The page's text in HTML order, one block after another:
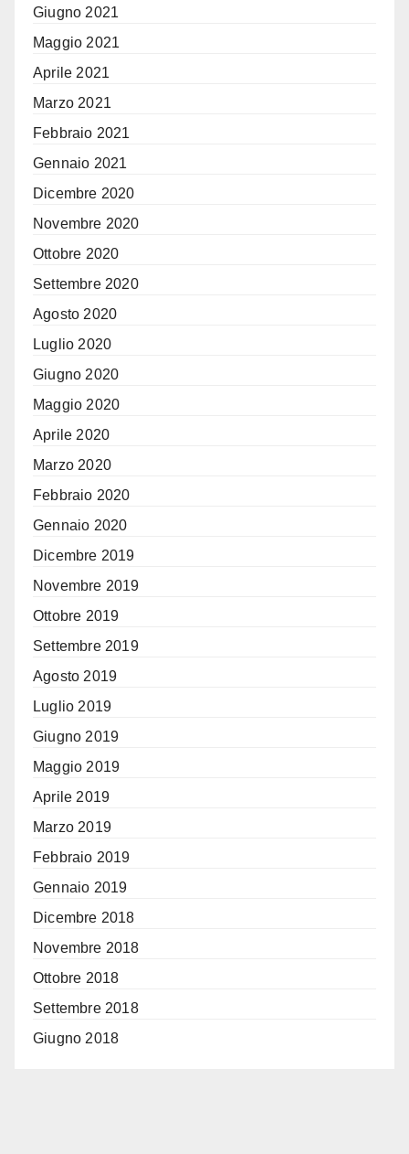
Giugno 2021
Maggio 2021
Aprile 2021
Marzo 2021
Febbraio 2021
Gennaio 2021
Dicembre 2020
Novembre 2020
Ottobre 2020
Settembre 2020
Agosto 2020
Luglio 2020
Giugno 2020
Maggio 2020
Aprile 2020
Marzo 2020
Febbraio 2020
Gennaio 2020
Dicembre 2019
Novembre 2019
Ottobre 2019
Settembre 2019
Agosto 2019
Luglio 2019
Giugno 2019
Maggio 2019
Aprile 2019
Marzo 2019
Febbraio 2019
Gennaio 2019
Dicembre 2018
Novembre 2018
Ottobre 2018
Settembre 2018
Giugno 2018